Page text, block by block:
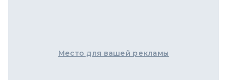
Место для вашей рекламы